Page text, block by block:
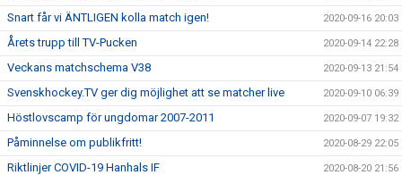
Snart får vi ÄNTLIGEN kolla match igen! 2020-09-16 20:03
Årets trupp till TV-Pucken 2020-09-14 22:28
Veckans matchschema V38 2020-09-13 21:54
Svenskhockey.TV ger dig möjlighet att se matcher live 2020-09-10 06:39
Höstlovscamp för ungdomar 2007-2011 2020-09-07 19:32
Påminnelse om publikfritt! 2020-08-29 22:05
Riktlinjer COVID-19 Hanhals IF 2020-08-20 21:56